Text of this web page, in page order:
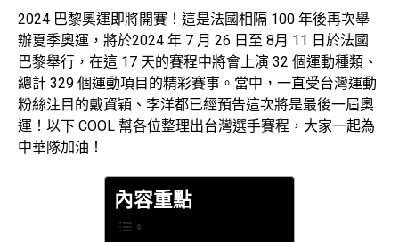
2024 巴黎奧運即將開賽！這是法國相隔 100 年後再次舉
辦夏季奧運，將於2024 年 7 月 26 日至 8月 11 日於法國
巴黎舉行，在這 17 天的賽程中將會上演 32 個運動種類、
總計 329 個運動項目的精彩賽事。當中，一直受台灣運動
粉絲注目的戴資穎、李洋都已經預告這次將是最後一屆奧
運！以下 COOL 幫各位整理出台灣選手賽程，大家一起為
中華隊加油！
內容重點